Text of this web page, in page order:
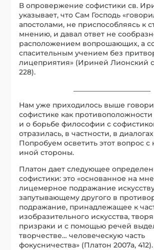
В опровержение софистики св.
указывает, что Сам Господь
апостолами, не приспособляясь к
мнению, и давал ответ не
расположением вопрошающих, а
спасительным учением без
лицеприятия» (Ириней Лионский
228).
Нам уже приходилось выше
софистике как
и о борьбе философии с
отразилась, в частности, в
Попробуем осветить этот вопрос с
иной стороны.
Платон дает следующее
софистики: это «основанное на
лицемерное подражание
запутывающему другого в
подражание, принадлежащее к
изобразительного искусства,
призраки и с помощью речей
творчестве… человеческую часть
фокусничества» (Платон 2007a, 412).